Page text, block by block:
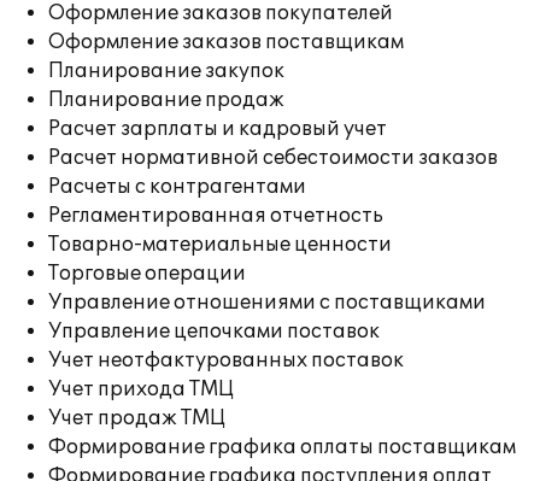
Оформление заказов покупателей
Оформление заказов поставщикам
Планирование закупок
Планирование продаж
Расчет зарплаты и кадровый учет
Расчет нормативной себестоимости заказов
Расчеты с контрагентами
Регламентированная отчетность
Товарно-материальные ценности
Торговые операции
Управление отношениями с поставщиками
Управление цепочками поставок
Учет неотфактурованных поставок
Учет прихода ТМЦ
Учет продаж ТМЦ
Формирование графика оплаты поставщикам
Формирование графика поступления оплат